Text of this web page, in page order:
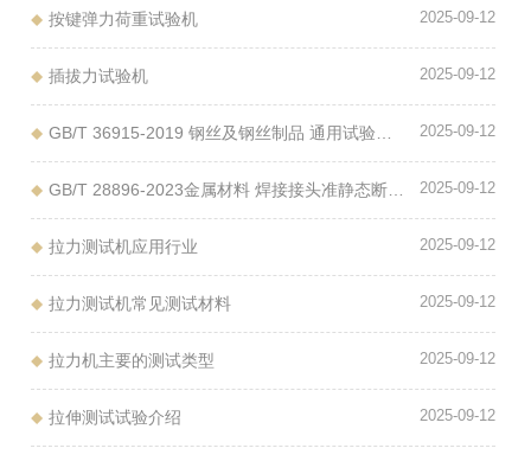
2025-09-12
按键弹力荷重试验机
2025-09-12
插拔力试验机
2025-09-12
2025-09-12
2025-09-12
拉力测试机应用行业
2025-09-12
拉力测试机常见测试材料
2025-09-12
拉力机主要的测试类型
2025-09-12
拉伸测试试验介绍